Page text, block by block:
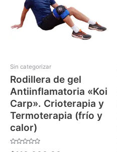
Sin categorizar
Rodillera de gel
Antiinflamatoria «Koi
Carp». Crioterapia y
Termoterapia (frío y
calor)
Valorado